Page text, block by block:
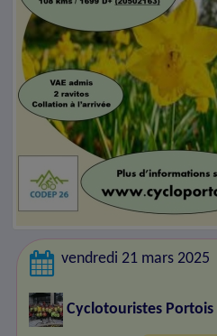
vendredi 21 mars 2025
Cyclotouristes Portois